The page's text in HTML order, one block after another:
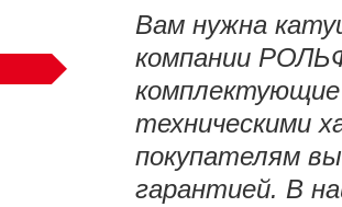
Вам нужна
компании
техническими
покупателям
гарантией. В